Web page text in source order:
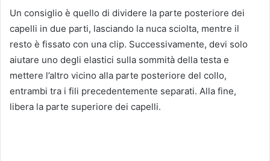
Un consiglio è quello di dividere la parte posteriore dei
capelli in due parti, lasciando la nuca sciolta, mentre il
resto è fissato con una clip. Successivamente, devi solo
aiutare uno degli elastici sulla sommità della testa e
mettere l’altro vicino alla parte posteriore del collo,
entrambi tra i fili precedentemente separati. Alla fine,
libera la parte superiore dei capelli.